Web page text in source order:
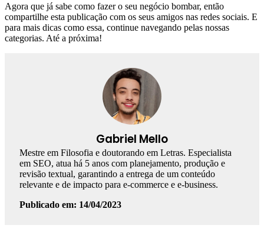
Agora que já sabe como fazer o seu negócio bombar, então
compartilhe esta publicação com os seus amigos nas redes sociais. E
para mais dicas como essa, continue navegando pelas nossas
categorias. Até a próxima!
Gabriel Mello
Mestre em Filosofia e doutorando em Letras. Especialista
em SEO, atua há 5 anos com planejamento, produção e
revisão textual, garantindo a entrega de um conteúdo
relevante e de impacto para e-commerce e e-business.
Publicado em: 14/04/2023